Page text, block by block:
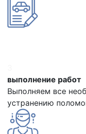
выполнение работ
Выполняем все
устранению